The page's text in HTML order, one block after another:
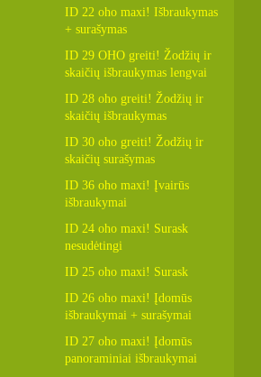
ID 22 oho maxi! Išbraukymas
+ surašymas
ID 29 OHO greiti! Žodžių ir
skaičių išbraukymas lengvai
ID 28 oho greiti! Žodžių ir
skaičių išbraukymas
ID 30 oho greiti! Žodžių ir
skaičių surašymas
ID 36 oho maxi! Įvairūs
išbraukymai
ID 24 oho maxi! Surask
nesudėtingi
ID 25 oho maxi! Surask
ID 26 oho maxi! Įdomūs
išbraukymai + surašymai
ID 27 oho maxi! Įdomūs
panoraminiai išbraukymai